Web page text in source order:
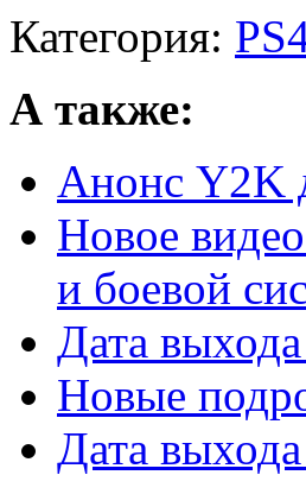
Категория:
А также:
Анонс Y2K
Новое
и боевой
Дата
Новые
Дата